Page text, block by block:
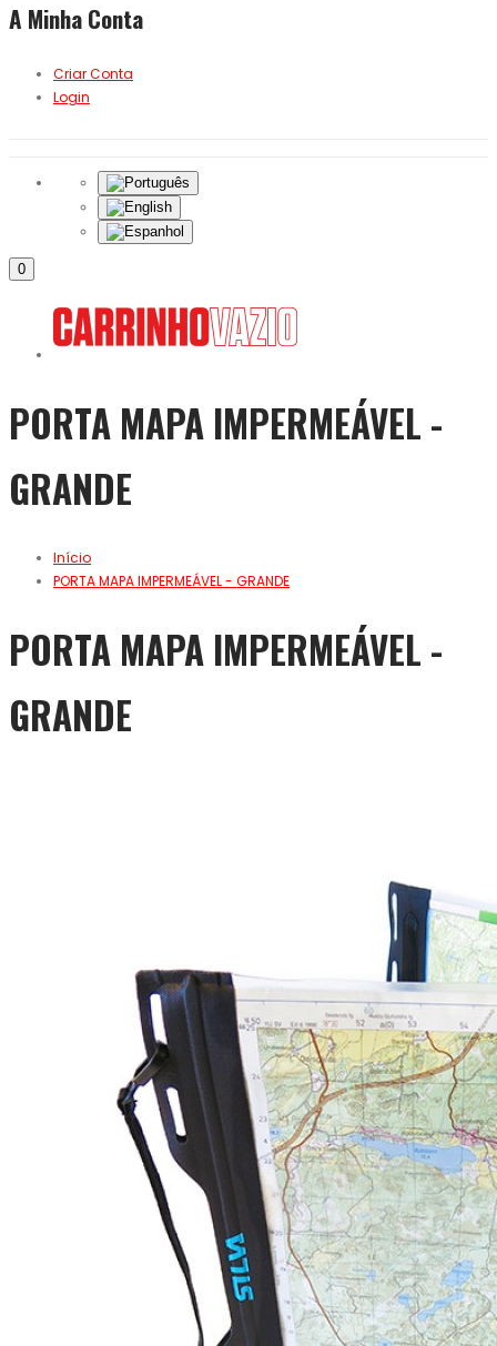
A Minha Conta
Criar Conta
Login
0
PORTA MAPA IMPERMEÁVEL -
GRANDE
Início
PORTA MAPA IMPERMEÁVEL - GRANDE
PORTA MAPA IMPERMEÁVEL -
GRANDE